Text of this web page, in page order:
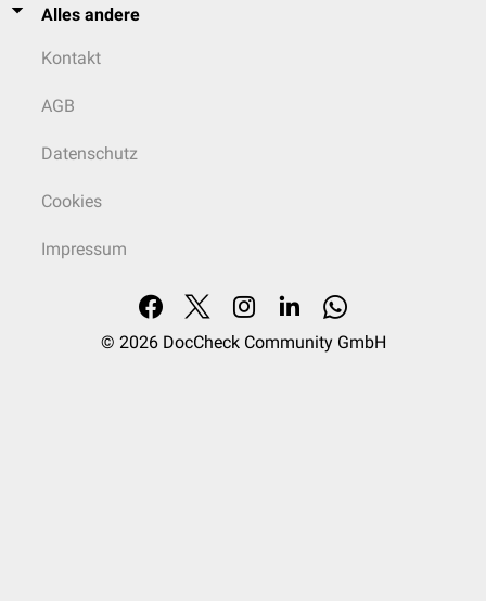
Alles andere
Kontakt
AGB
Datenschutz
Cookies
Impressum
© 2026 DocCheck Community GmbH